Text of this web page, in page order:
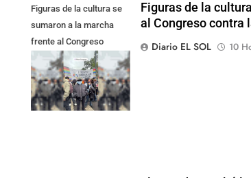
Figuras de la cultura se
sumaron a la marcha
frente al Congreso
contra la Ley de
Propiedad Privada
Figuras de la
al Congreso contra
Diario EL SOL
10